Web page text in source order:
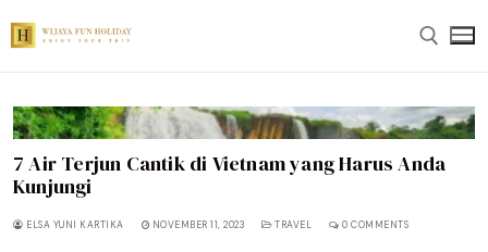
content
Search for:
7 Air Terjun Cantik di Vietnam yang Harus Anda
Kunjungi
ELSA YUNI KARTIKA NOVEMBER 11, 2023 TRAVEL 0 COMMENTS